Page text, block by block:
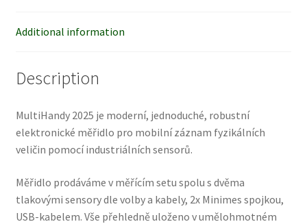
Additional information
Description
MultiHandy 2025 je moderní, jednoduché, robustní
elektronické měřidlo pro mobilní záznam fyzikálních
veličin pomocí industriálních sensorů.
Měřidlo prodáváme v měřícím setu spolu s dvěma
tlakovými sensory dle volby a kabely, 2x Minimes spojkou,
USB-kabelem. Vše přehledně uloženo v umělohmotném